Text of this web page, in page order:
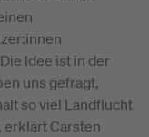
Idee ist in der
uns gefragt,
so viel Landflucht
erklärt Carsten